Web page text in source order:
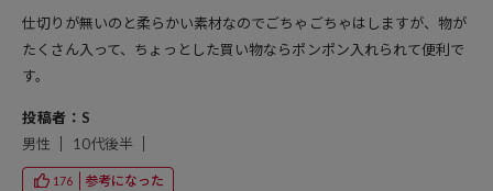
仕切りが無いのと柔らかい素材なのでごちゃごちゃはしますが、物が
たくさん入って、ちょっとした買い物ならポンポン入れられて便利で
す。
投稿者：S
男性
10代後半
176 参考になった